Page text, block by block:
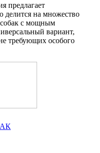
предлагает
делится на множество
собак с мощным
вариант,
требующих особого